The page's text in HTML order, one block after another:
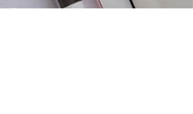
Bertholdstr. 1